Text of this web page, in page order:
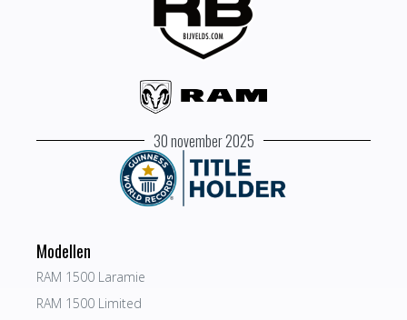
30 november 2025
Modellen
RAM 1500 Laramie
RAM 1500 Limited